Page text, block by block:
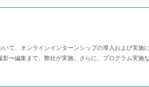
て、オンラインインターンシップの導入および実施
〜編集まで、弊社が実施。さらに、プログラム実